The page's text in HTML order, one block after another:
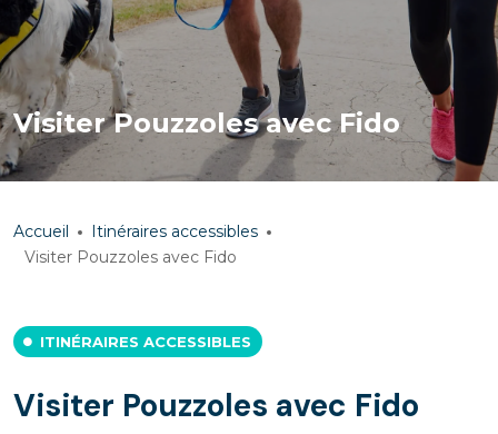
Visiter Pouzzoles avec Fido
Accueil
Itinéraires accessibles
Visiter Pouzzoles avec Fido
ITINÉRAIRES ACCESSIBLES
Visiter Pouzzoles avec Fido